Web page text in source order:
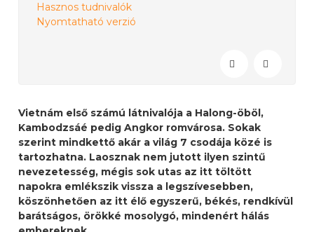
Hasznos tudnivalók
Nyomtatható verzió
Vietnám első számú látnivalója a Halong-öböl,
Kambodzsáé pedig Angkor romvárosa. Sokak
szerint mindkettő akár a világ 7 csodája közé is
tartozhatna. Laosznak nem jutott ilyen szintű
nevezetesség, mégis sok utas az itt töltött
napokra emlékszik vissza a legszívesebben,
köszönhetően az itt élő egyszerű, békés, rendkívül
barátságos, örökké mosolygó, mindenért hálás